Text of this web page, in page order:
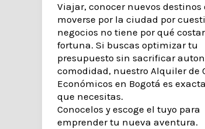
Viajar, conocer nuevos destinos
moverse por la ciudad por
negocios no tiene por qué
fortuna. Si buscas optimizar tu
presupuesto sin sacrificar
comodidad, nuestro Alquiler de
Económicos en Bogotá es
que necesitas.
Conocelos y escoge el tuyo para
emprender tu nueva aventura.